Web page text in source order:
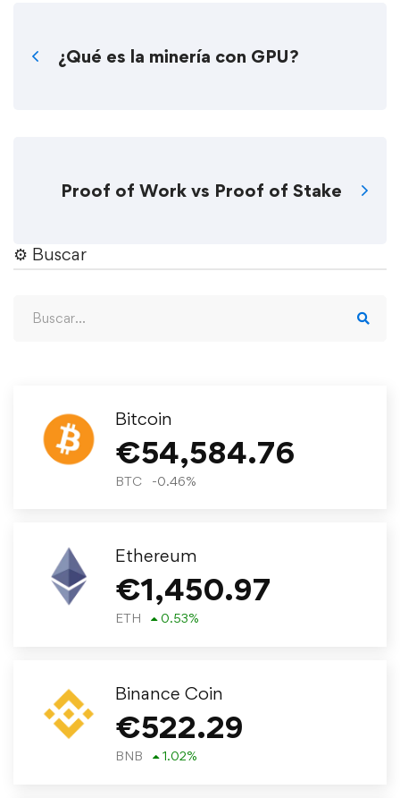
¿Qué es la minería con GPU?
Proof of Work vs Proof of Stake
⚙︎ Buscar
Bitcoin
€54,584.76
BTC -0.46%
Ethereum
€1,450.97
ETH 0.53%
Binance Coin
€522.29
BNB 1.02%